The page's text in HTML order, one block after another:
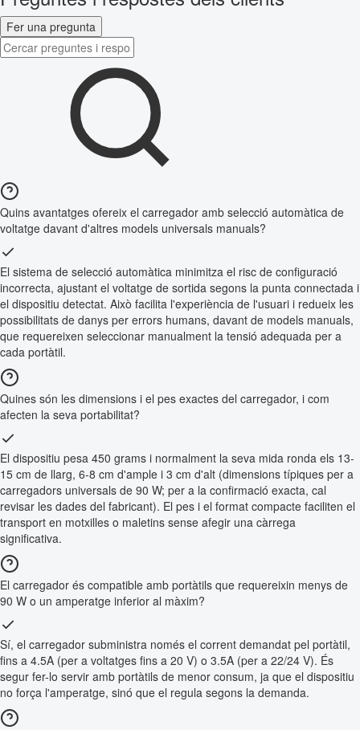
Fer una pregunta
Quins avantatges ofereix el carregador amb selecció automàtica de
voltatge davant d'altres models universals manuals?
El sistema de selecció automàtica minimitza el risc de configuració
incorrecta, ajustant el voltatge de sortida segons la punta connectada i
el dispositiu detectat. Això facilita l'experiència de l'usuari i redueix les
possibilitats de danys per errors humans, davant de models manuals,
que requereixen seleccionar manualment la tensió adequada per a
cada portàtil.
Quines són les dimensions i el pes exactes del carregador, i com
afecten la seva portabilitat?
El dispositiu pesa 450 grams i normalment la seva mida ronda els 13-
15 cm de llarg, 6-8 cm d'ample i 3 cm d'alt (dimensions típiques per a
carregadors universals de 90 W; per a la confirmació exacta, cal
revisar les dades del fabricant). El pes i el format compacte faciliten el
transport en motxilles o maletins sense afegir una càrrega
significativa.
El carregador és compatible amb portàtils que requereixin menys de
90 W o un amperatge inferior al màxim?
Sí, el carregador subministra només el corrent demandat pel portàtil,
fins a 4.5A (per a voltatges fins a 20 V) o 3.5A (per a 22/24 V). És
segur fer-lo servir amb portàtils de menor consum, ja que el dispositiu
no força l'amperatge, sinó que el regula segons la demanda.